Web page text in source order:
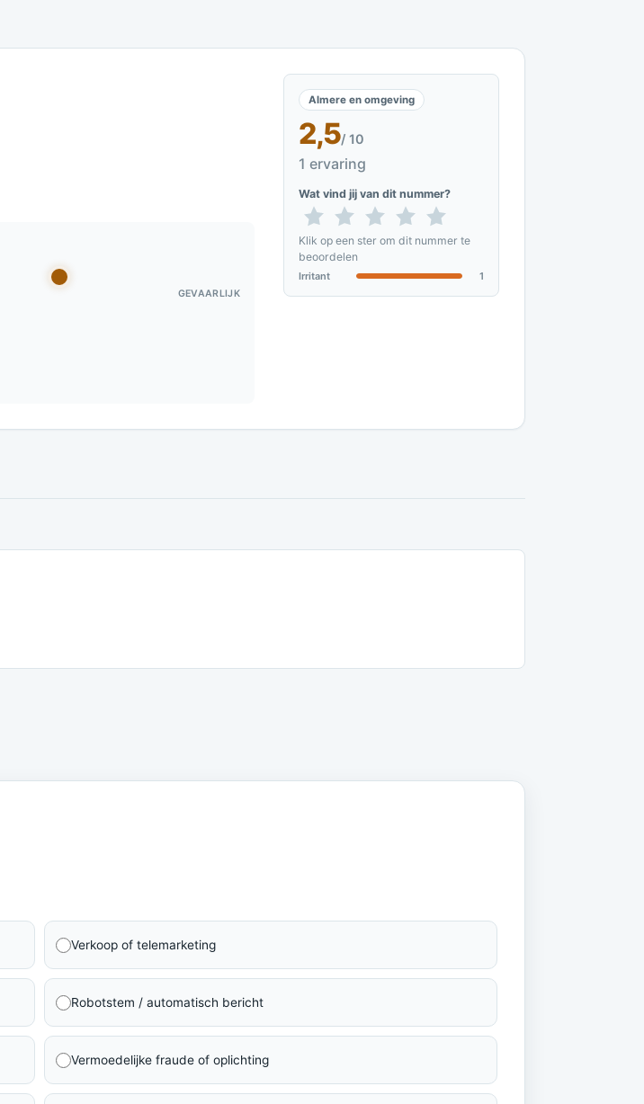
GEVAARLIJK
Almere en omgeving
2,5/ 10
1 ervaring
Wat vind jij van dit nummer?
Klik op een ster om dit nummer te
beoordelen
Irritant 1
Verkoop of telemarketing
Robotstem / automatisch bericht
Vermoedelijke fraude of oplichting